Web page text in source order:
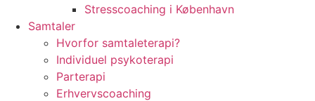
Stresscoaching i København
Samtaler
Hvorfor samtaleterapi?
Individuel psykoterapi
Parterapi
Erhvervscoaching